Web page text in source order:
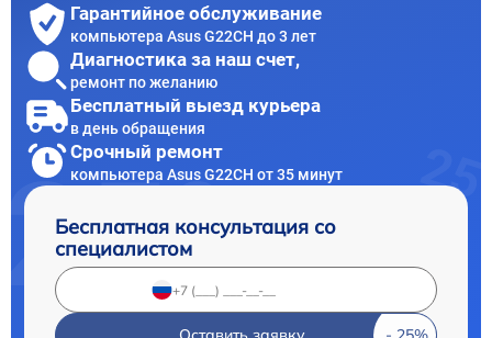
Гарантийное обслуживание
компьютера Asus G22CH до 3 лет
Диагностика за наш счет,
ремонт по желанию
Бесплатный выезд курьера
в день обращения
Срочный ремонт
компьютера Asus G22CH от 35 минут
Бесплатная консультация со
специалистом